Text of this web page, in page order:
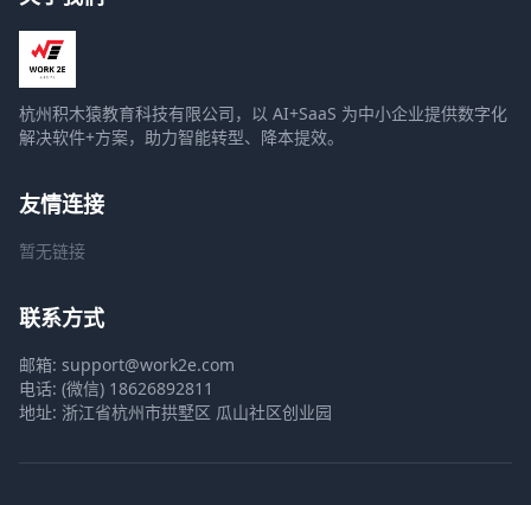
杭州积木猿教育科技有限公司，以 AI+SaaS 为中小企业提供数字化
解决软件+方案，助力智能转型、降本提效。
友情连接
暂无链接
联系方式
邮箱: support@work2e.com
电话: (微信) 18626892811
地址: 浙江省杭州市拱墅区 瓜山社区创业园